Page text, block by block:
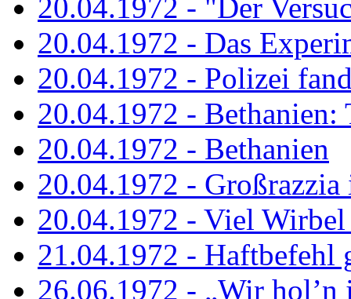
20.04.1972 - "Der
20.04.1972 - Das
20.04.1972 - Polizei
20.04.1972 - Bethanien:
20.04.1972 - Bethanien
20.04.1972 - Großrazzia
20.04.1972 - Viel
21.04.1972 - Haftbefehl
26.06.1972 - „Wir hol’n